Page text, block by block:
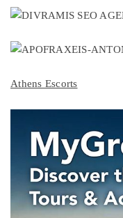
Athens Escorts